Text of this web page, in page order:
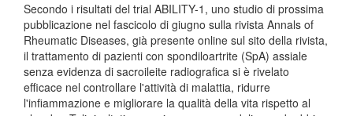
Secondo i risultati del trial ABILITY-1, uno studio di prossima
pubblicazione nel fascicolo di giugno sulla rivista Annals of
Rheumatic Diseases, già presente online sul sito della rivista,
il trattamento di pazienti con spondiloartrite (SpA) assiale
senza evidenza di sacroileite radiografica si è rivelato
efficace nel controllare l'attività di malattia, ridurre
l'infiammazione e migliorare la qualità della vita rispetto al